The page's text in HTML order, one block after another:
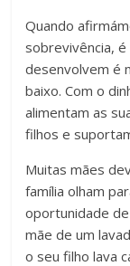
Quando
sobrevivência,
desenvolvem é
baixo. Com o
alimentam as
filhos e
Muitas mães
família olham
oportunidade
mãe de um
o seu filho lava